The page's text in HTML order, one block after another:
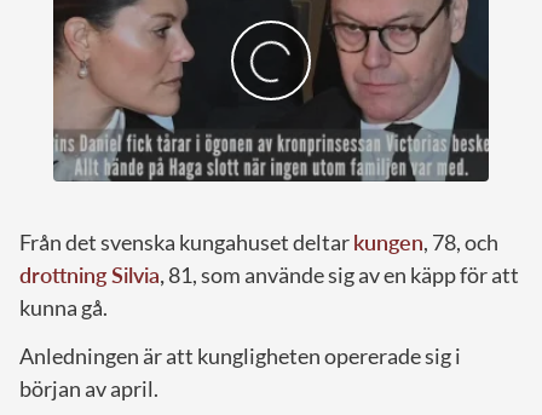
Från det svenska kungahuset deltarkungen, 78, och
drottning Silvia, 81, som använde sig av en käpp för att
kunna gå.
Anledningen är att kungligheten opererade sig i
början av april.